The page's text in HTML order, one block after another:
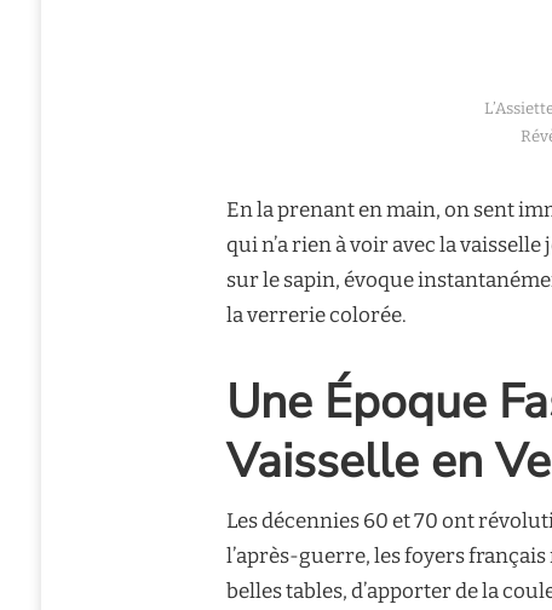
En la prenant en main, on sent
qui n’a rien à voir avec la
sur le sapin, évoque
la verrerie colorée.
Une Époque
Vaisselle en
Les décennies 60 et 70 ont
l’après-guerre, les foyers
belles tables, d’apporter de la